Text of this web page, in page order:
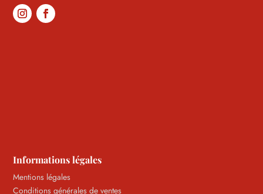
Informations légales
Mentions légales
Conditions générales de ventes